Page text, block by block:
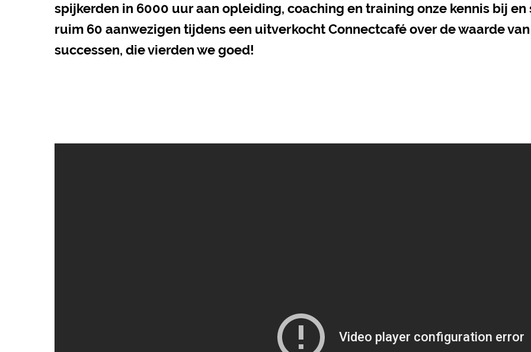
spijkerden in 6000 uur aan opleiding, coaching en training onze kennis bij en
ruim 60 aanwezigen tijdens een uitverkocht Connectcafé over de waarde
successen, die vierden we goed!